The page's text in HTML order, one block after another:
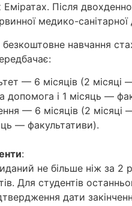
Еміратах. Після
медико-
навчання
— 6 місяців (2 місяці
допомога і 1 місяць —
— 6 місяців (2
— факультативи).
:
не більше ніж за 2
Для студентів
дати